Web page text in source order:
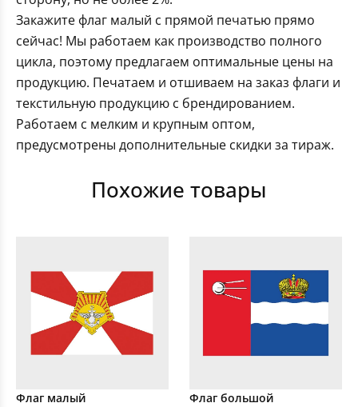
Закажите флаг малый с прямой печатью прямо
сейчас! Мы работаем как производство полного
цикла, поэтому предлагаем оптимальные цены на
продукцию. Печатаем и отшиваем на заказ флаги и
текстильную продукцию с брендированием.
Работаем с мелким и крупным оптом,
предусмотрены дополнительные скидки за тираж.
Похожие товары
Флаг малый
Флаг большой